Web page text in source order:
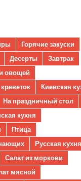
Горячие закуски
Десерты
Завтрак
овощей
Киевская
На праздничный стол
кухня
Птица
Русская кухня
Салат из моркови
мясной